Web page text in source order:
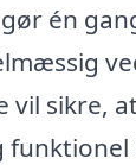
én
sikre,
funktionel